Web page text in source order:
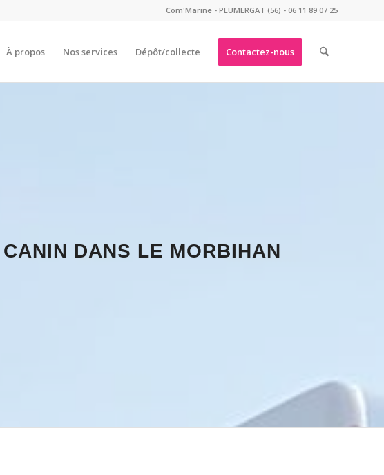
Com'Marine - PLUMERGAT (56) - 06 11 89 07 25
À propos Nos services Dépôt/collecte Contactez-nous
DANS LE MORBIHAN